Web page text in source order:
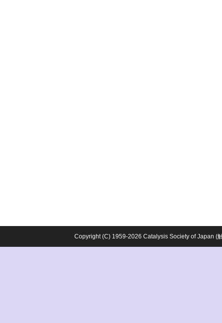
Copyright (C) 1959-2026 Catalysis Society of Japan (